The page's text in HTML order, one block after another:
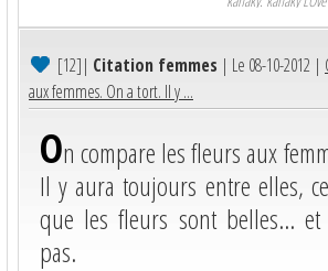
[12]| Citation femmes | Le 08-10-2012 |
aux femmes. On a tort. Il y ...
On compare les fleurs aux
Il y aura toujours entre elles,
que les fleurs sont belles...
pas.